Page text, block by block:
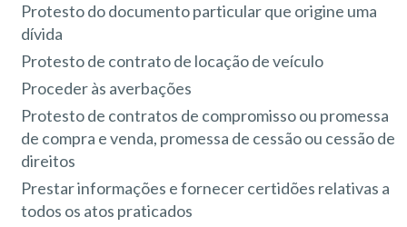
Protesto do documento particular que origine uma
dívida
Protesto de contrato de locação de veículo
Proceder às averbações
Protesto de contratos de compromisso ou promessa
de compra e venda, promessa de cessão ou cessão de
direitos
Prestar informações e fornecer certidões relativas a
todos os atos praticados